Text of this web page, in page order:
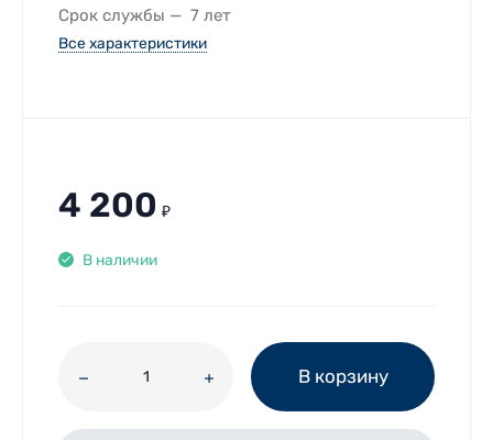
Срок службы
7 лет
Все характеристики
4 200 ₽
В наличии
В корзину